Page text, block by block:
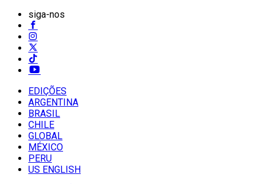
siga-nos
EDIÇÕES
ARGENTINA
BRASIL
CHILE
GLOBAL
MÉXICO
PERU
US ENGLISH